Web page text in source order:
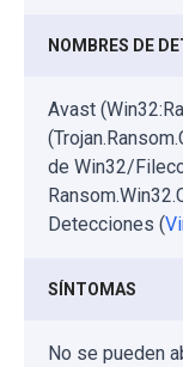
NOMBRES DE
Avast
de Win32/
Detecciones (
SÍNTOMAS
No se pueden